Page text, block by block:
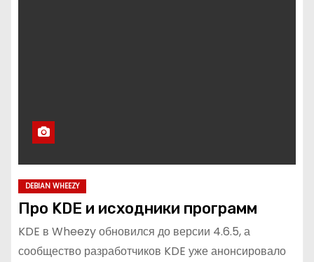
DEBIAN WHEEZY
Про KDE и исходники программ
KDE в Wheezy обновился до версии 4.6.5, а
сообщество разработчиков KDE уже анонсировало